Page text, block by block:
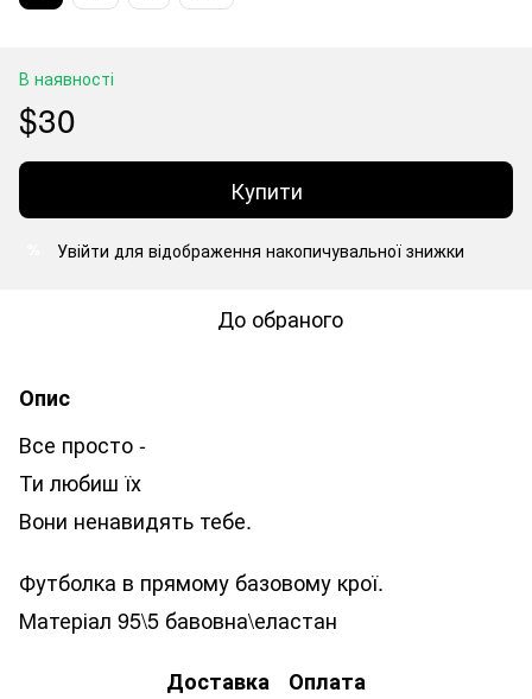
В наявності
$30
Купити
Увійти для відображення накопичувальної знижки
До обраного
Опис
Все просто -
Ти любиш їх
Вони ненавидять тебе.
Футболка в прямому базовому крої.
Матеріал 95\5 бавовна\еластан
Доставка Оплата